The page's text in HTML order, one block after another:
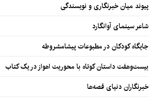
پیوند میان خبرنگاری و نویسندگی
شاعر سینمای آوانگارد
جایگاه کودکان در مطبوعات پیشامشروطه
بیست‌وهفت داستان کوتاه با محوریت اهواز در یک کتاب
خبرنگاران دنیای قصه‌ها